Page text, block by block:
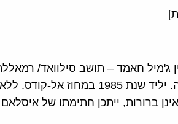
ג'מיל חאמד – תושב סילוואד/